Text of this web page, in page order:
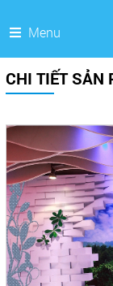
Menu
CHI TIẾT SẢN